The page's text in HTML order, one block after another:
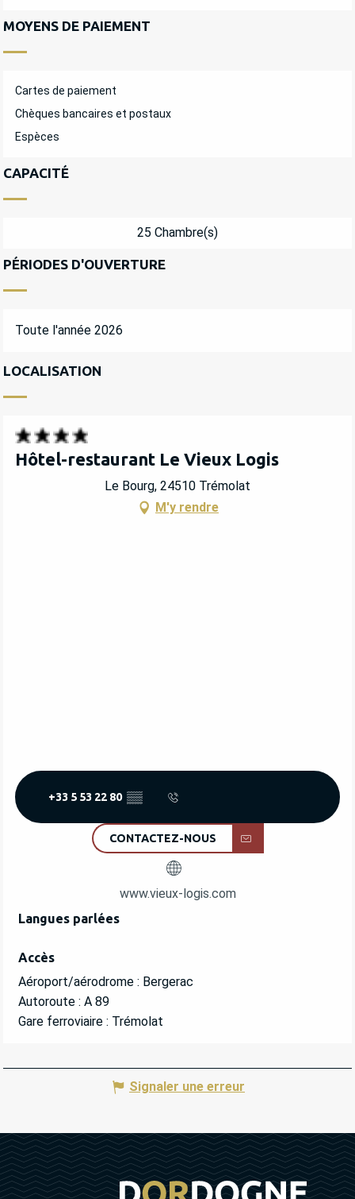
MOYENS DE PAIEMENT
Cartes de paiement
Chèques bancaires et postaux
Espèces
CAPACITÉ
25 Chambre(s)
PÉRIODES D'OUVERTURE
Toute l'année 2026
LOCALISATION
Hôtel-restaurant Le Vieux Logis
Le Bourg, 24510 Trémolat
M'y rendre
+33 5 53 22 80 ▒▒
CONTACTEZ-NOUS
www.vieux-logis.com
Langues parlées
Langues parlées
Accès
Accès
Aéroport/aérodrome : Bergerac
Autoroute : A 89
Gare ferroviaire : Trémolat
Signaler une erreur